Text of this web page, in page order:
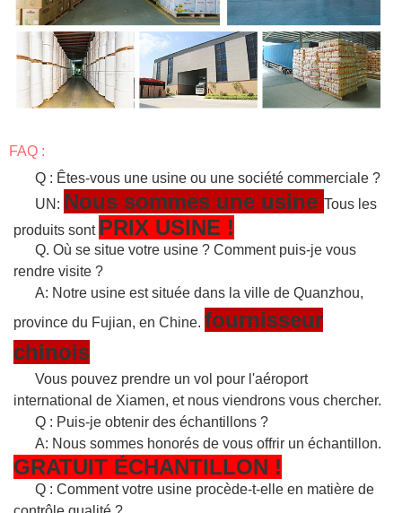
FAQ :
Q : Êtes-vous une usine ou une société commerciale ?
UN: Nous sommes une usine Tous les
produits sont PRIX USINE !
Q. Où se situe votre usine ? Comment puis-je vous
rendre visite ?
A: Notre usine est située dans la ville de Quanzhou,
province du Fujian, en Chine. fournisseur
chinois
Vous pouvez prendre un vol pour l'aéroport
international de Xiamen, et nous viendrons vous chercher.
Q : Puis-je obtenir des échantillons ?
A: Nous sommes honorés de vous offrir un échantillon.
GRATUIT ÉCHANTILLON !
Q : Comment votre usine procède-t-elle en matière de